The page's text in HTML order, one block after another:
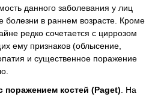
данного заболевания у лиц
болезни в раннем возрасте. Кроме
редко сочетается с циррозом
ему признаков (облысение,
и существенное поражение
поражением костей (Paget) . На